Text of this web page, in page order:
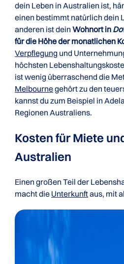
dein Leben in Australien ist,
einen bestimmt natürlich dein
anderen ist dein Wohnort in
für die Höhe der monatlichen
Verpflegung und
höchsten
ist wenig überraschend die
Melbournegehört zu den
kannst du zum Beispiel in
Regionen Australiens.
Kosten für Miete
Australien
Einen großen Teil der
macht die Unterkunftaus, mit